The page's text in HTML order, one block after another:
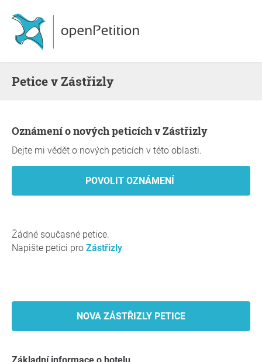
Petice v Zástřizly
Oznámení o nových peticích v Zástřizly
Dejte mi vědět o nových peticích v této oblasti.
Žádné současné petice.
Napište petici pro Zástřizly
NOVA ZÁSTŘIZLY PETICE